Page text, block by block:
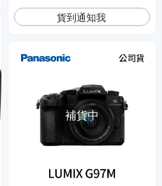
貨到通知我
補貨中